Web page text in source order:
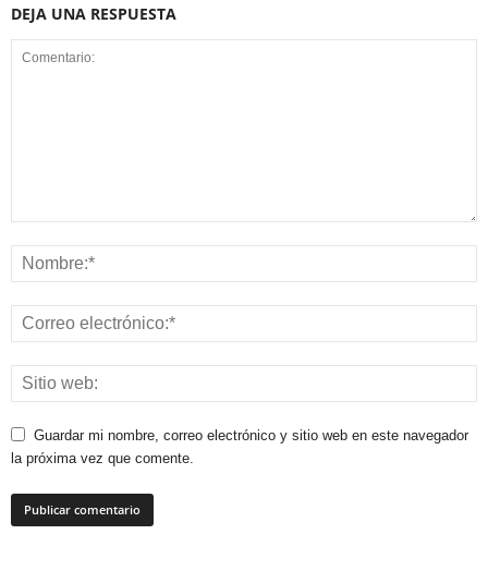
DEJA UNA RESPUESTA
Guardar mi nombre, correo electrónico y sitio web en este navegador
la próxima vez que comente.